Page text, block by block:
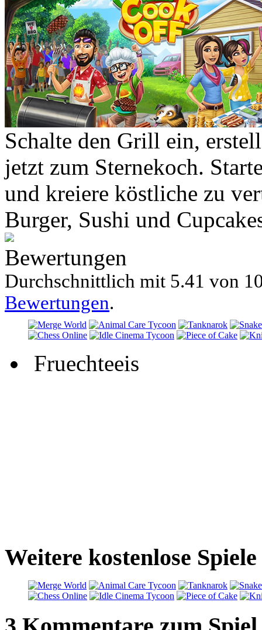
Schalte den Grill ein,
jetzt zum Sternekoch.
und kreiere köstliche zu
Burger, Sushi und
Bewertungen
Durchschnittlich mit 5.41 von
Bewertungen.
Fruechteeis
Weitere kostenlose